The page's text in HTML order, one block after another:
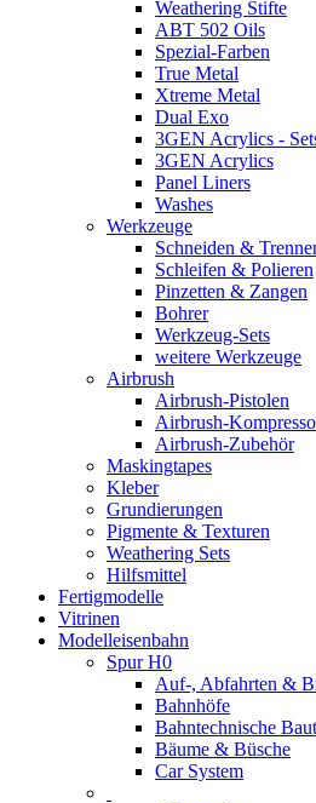
Weathering Stifte
ABT 502 Oils
Spezial-Farben
True Metal
Xtreme Metal
Dual Exo
3GEN Acrylics -
3GEN Acrylics
Panel Liners
Washes
Werkzeuge
Schneiden &
Schleifen & Polieren
Pinzetten & Zangen
Bohrer
Werkzeug-Sets
weitere Werkzeuge
Airbrush
Airbrush-Pistolen
Airbrush-
Airbrush-Zubehör
Maskingtapes
Kleber
Grundierungen
Pigmente & Texturen
Weathering Sets
Hilfsmittel
Fertigmodelle
Vitrinen
Modelleisenbahn
Spur H0
Auf-, Abfahrten &
Bahnhöfe
Bahntechnische
Bäume & Büsche
Car System